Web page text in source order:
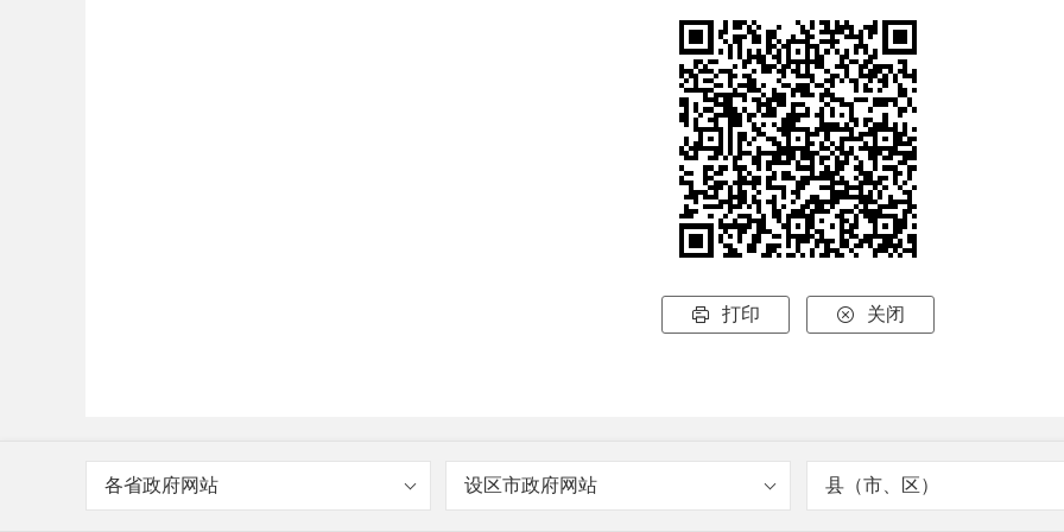
 打印  关闭
各省政府网站 设区市政府网站 县（市、区）